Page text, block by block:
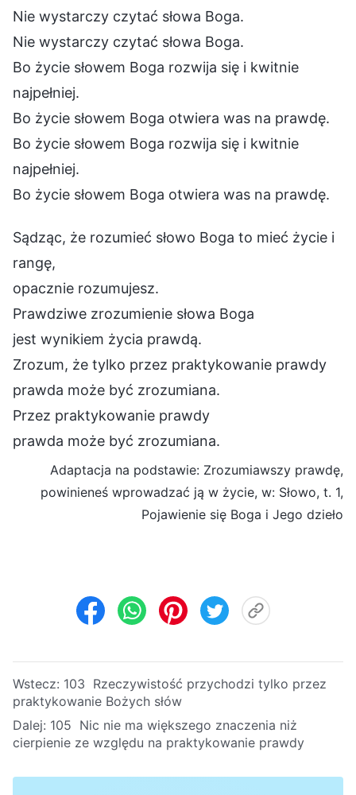
Nie wystarczy czytać słowa Boga.
Nie wystarczy czytać słowa Boga.
Bo życie słowem Boga rozwija się i kwitnie
najpełniej.
Bo życie słowem Boga otwiera was na prawdę.
Bo życie słowem Boga rozwija się i kwitnie
najpełniej.
Bo życie słowem Boga otwiera was na prawdę.
Sądząc, że rozumieć słowo Boga to mieć życie i
rangę,
opacznie rozumujesz.
Prawdziwe zrozumienie słowa Boga
jest wynikiem życia prawdą.
Zrozum, że tylko przez praktykowanie prawdy
prawda może być zrozumiana.
Przez praktykowanie prawdy
prawda może być zrozumiana.
Adaptacja na podstawie: Zrozumiawszy prawdę,
powinieneś wprowadzać ją w życie, w: Słowo, t. 1,
Pojawienie się Boga i Jego dzieło
Wstecz: 103 Rzeczywistość przychodzi tylko przez
praktykowanie Bożych słów
Dalej: 105 Nic nie ma większego znaczenia niż
cierpienie ze względu na praktykowanie prawdy